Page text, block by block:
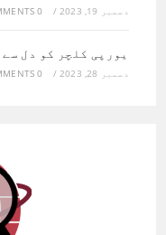
دسمبر 19, 2023 /
0 COMMENTS
یورپی کلچر کو دل
دسمبر 28, 2023 /
0 COMMENTS